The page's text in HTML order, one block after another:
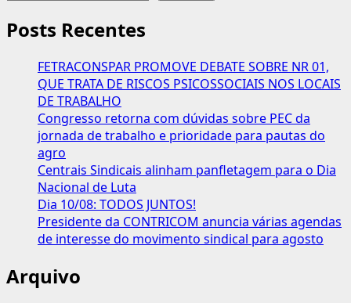
altera
regras
de
vale-
alimentação
e
vale-
refeição;
medida
pode
reduzir
preços
da
cesta
Posts Recentes
FETRACONSPAR PROMOVE DEBATE SOBRE NR 01,
QUE TRATA DE RISCOS PSICOSSOCIAIS NOS LOCAIS
DE TRABALHO
Congresso retorna com dúvidas sobre PEC da
jornada de trabalho e prioridade para pautas do
agro
Centrais Sindicais alinham panfletagem para o Dia
Nacional de Luta
Dia 10/08: TODOS JUNTOS!
Presidente da CONTRICOM anuncia várias agendas
de interesse do movimento sindical para agosto
Arquivo